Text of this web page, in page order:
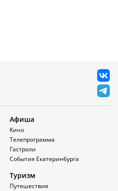
Афиша
Кино
Телепрограмма
Гастроли
События Екатеринбурга
Туризм
Путешествия